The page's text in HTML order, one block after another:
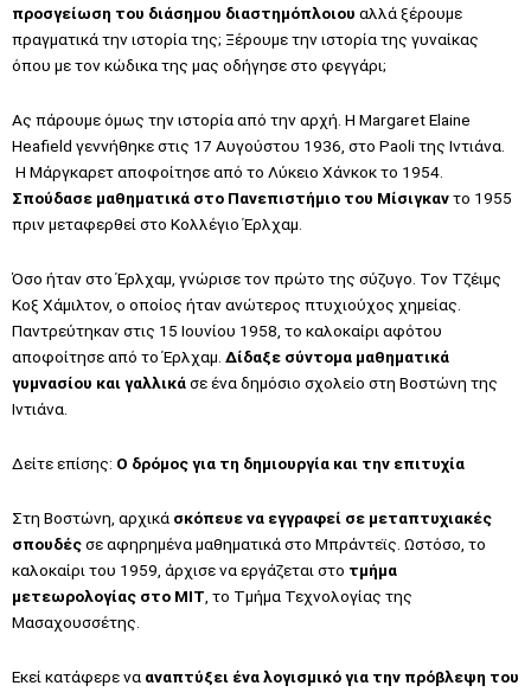
προσγείωση του διάσημου διαστημόπλοιου αλλά ξέρουμε
πραγματικά την ιστορία της; Ξέρουμε την ιστορία της γυναίκας
όπου με τον κώδικα της μας οδήγησε στο φεγγάρι;
Ας πάρουμε όμως την ιστορία από την αρχή. Η Margaret Elaine
Heafield γεννήθηκε στις 17 Αυγούστου 1936, στο Paoli της Ιντιάνα.
Η Μάργκαρετ αποφοίτησε από το Λύκειο Χάνκοκ το 1954.
Σπούδασε μαθηματικά στο Πανεπιστήμιο του Μίσιγκαντο 1955
πριν μεταφερθεί στο Κολλέγιο Έρλχαμ.
Όσο ήταν στο Έρλχαμ, γνώρισε τον πρώτο της σύζυγο. Τον Τζέιμς
Κοξ Χάμιλτον, ο οποίος ήταν ανώτερος πτυχιούχος χημείας.
Παντρεύτηκαν στις 15 Ιουνίου 1958, το καλοκαίρι αφότου
αποφοίτησε από το Έρλχαμ. Δίδαξε σύντομα μαθηματικά
γυμνασίου και γαλλικάσε ένα δημόσιο σχολείο στη Βοστώνη της
Ιντιάνα.
Δείτε επίσης: Ο δρόμος για τη δημιουργία και την επιτυχία
Στη Βοστώνη, αρχικά σκόπευε να εγγραφεί σε μεταπτυχιακές
σπουδέςσε αφηρημένα μαθηματικά στο Μπράντεϊς. Ωστόσο, το
καλοκαίρι του 1959, άρχισε να εργάζεται στο τμήμα
μετεωρολογίας στο MIT , το Τμήμα Τεχνολογίας της
Μασαχουσσέτης.
Εκεί κατάφερε να αναπτύξει ένα λογισμικό για την πρόβλεψη του